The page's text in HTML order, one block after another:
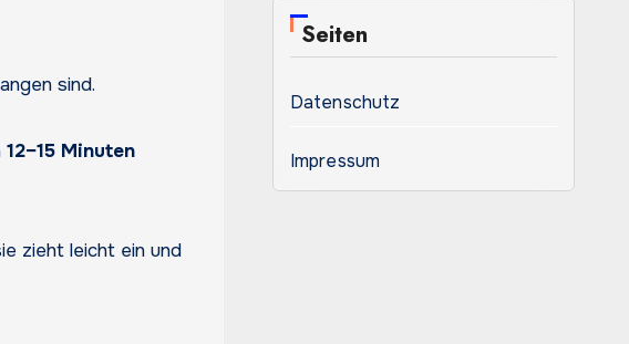
sind.
12–15 Minuten
zieht leicht ein und
Seiten
Datenschutz
Impressum